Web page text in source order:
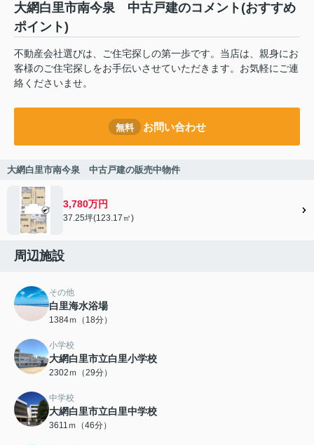
大網白里市南今泉 中古戸建のコメント(おすすめ
ポイント)
不動産会社選びは、ご住宅探しの第一歩です。当店は、親身にお
客様のご住宅探しをお手伝いさせていただきます。お気軽にご連
絡くださいませ。
無料 お問い合わせ
大網白里市南今泉 中古戸建の販売中物件
3,780万円
37.25坪(123.17㎡)
周辺施設
その他
白里海水浴場
1384ｍ（18分）
小学校
大網白里市立白里小学校
2302ｍ（29分）
中学校
大網白里市立白里中学校
3611ｍ（46分）